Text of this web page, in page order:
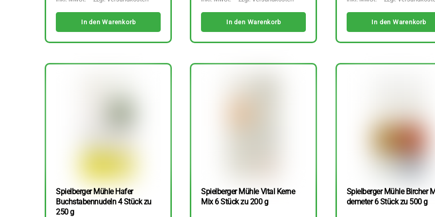
In den Warenkorb In den Warenkorb In den Warenkorb
Spielberger Mühle Hafer
Buchstabennudeln 4 Stück zu
250 g
Spielberger Mühle Vital Kerne
Mix 6 Stück zu 200 g
Spielberger Mühle Bircher
demeter 6 Stück zu 500 g